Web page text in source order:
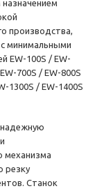
производства,
с минимальными
EW-100S / EW-
700S / EW-800S
1300S / EW-1400S
механизма
резку
Станок